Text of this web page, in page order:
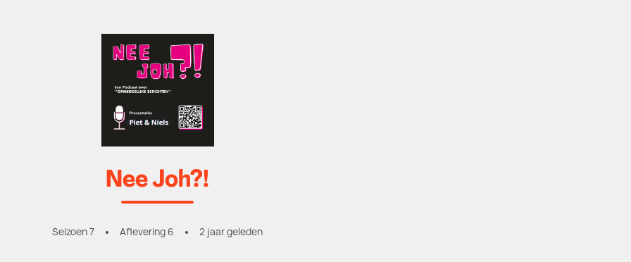
Nee Joh?!
Seizoen 7 Aflevering 6 2 jaar geleden